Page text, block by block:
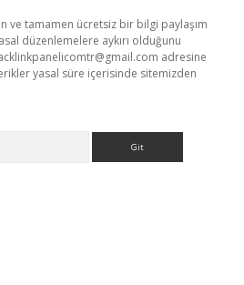
ve tamamen ücretsiz bir bilgi paylaşım
düzenlemelere aykırı olduğunu
adresine
yasal süre içerisinde sitemizden